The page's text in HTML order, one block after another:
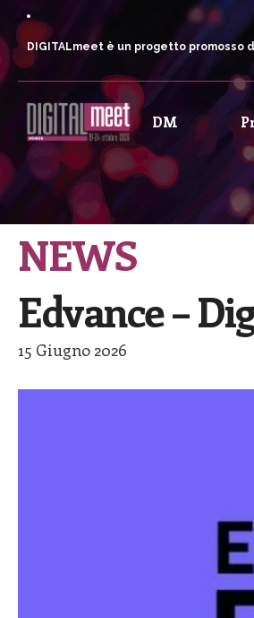
DIGITALmeet è un progetto promosso
DM
NEWS
Edvance –
15 Giugno 2026